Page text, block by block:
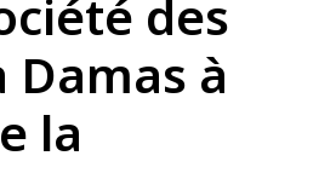
des
Damas à
la